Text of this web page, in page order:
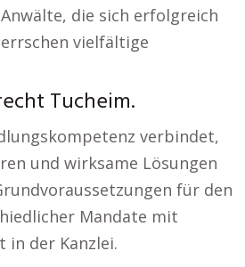
die sich erfolgreich
vielfältige
Tucheim.
verbindet,
und wirksame Lösungen
für den
Mandate mit
der Kanzlei.